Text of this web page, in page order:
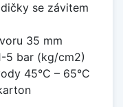
se závitem
35 mm
5 bar (kg/cm2)
45°C – 65°C